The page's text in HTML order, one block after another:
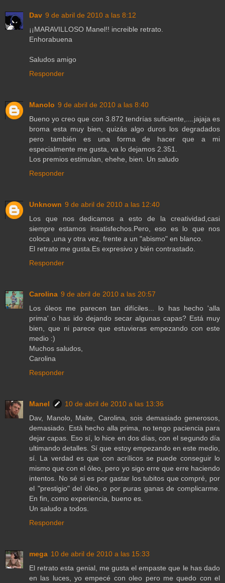
Dav 9 de abril de 2010 a las 8:12
¡¡MARAVILLOSO Manel!! increible retrato.
Enhorabuena
Saludos amigo
Responder
Manolo 9 de abril de 2010 a las 8:40
Bueno yo creo que con 3.872 tendrías suficiente,....jajaja es
broma esta muy bien, quizás algo duros los degradados
pero también es una forma de hacer que a mi
especialmente me gusta, va lo dejamos 2.351.
Los premios estimulan, ehehe, bien. Un saludo
Responder
Unknown 9 de abril de 2010 a las 12:40
Los que nos dedicamos a esto de la creatividad,casi
siempre estamos insatisfechos.Pero, eso es lo que nos
coloca ,una y otra vez, frente a un "abismo" en blanco.
El retrato me gusta.Es expresivo y bién contrastado.
Responder
Carolina 9 de abril de 2010 a las 20:57
Los óleos me parecen tan difíciles... lo has hecho 'alla
prima' o has ido dejando secar algunas capas? Está muy
bien, que ni parece que estuvieras empezando con este
medio :)
Muchos saludos,
Carolina
Responder
Manel
10 de abril de 2010 a las 13:36
Dav, Manolo, Maite, Carolina, sois demasiado generosos,
demasiado. Està hecho alla prima, no tengo paciencia para
dejar capas. Eso sí, lo hice en dos días, con el segundo día
ultimando detalles. Sí que estoy empezando en este medio,
sí. La verdad es que con acrílicos se puede conseguir lo
mismo que con el óleo, pero yo sigo erre que erre haciendo
intentos. No sé si es por gastar los tubitos que compré, por
el "prestigio" del óleo, o por puras ganas de complicarme.
En fin, como experiencia, bueno es.
Un saludo a todos.
Responder
mega 10 de abril de 2010 a las 15:33
El retrato esta genial, me gusta el empaste que le has dado
en las luces, yo empecé con oleo pero me quedo con el